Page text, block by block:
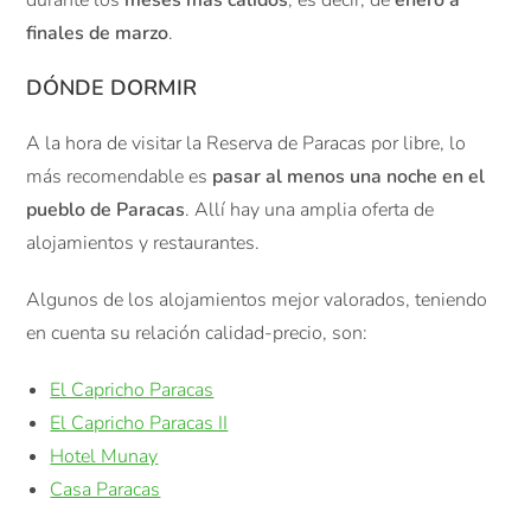
finales de marzo.
DÓNDE DORMIR
A la hora de visitar la Reserva de Paracas por libre, lo
más recomendable es pasar al menos una noche en el
pueblo de Paracas. Allí hay una amplia oferta de
alojamientos y restaurantes.
Algunos de los alojamientos mejor valorados, teniendo
en cuenta su relación calidad-precio, son:
El Capricho Paracas
El Capricho Paracas II
Hotel Munay
Casa Paracas